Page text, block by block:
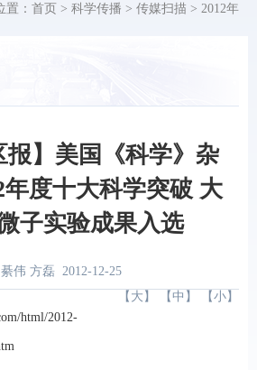
置： 首页 > 科学传播 > 传媒扫描 > 2012年
报】美国《科学》杂
年度十大科学突破 大
子实验成果入选
伟 方磊 2012-12-25
【 大 】 【 中 】 【 小 】
html/2012-